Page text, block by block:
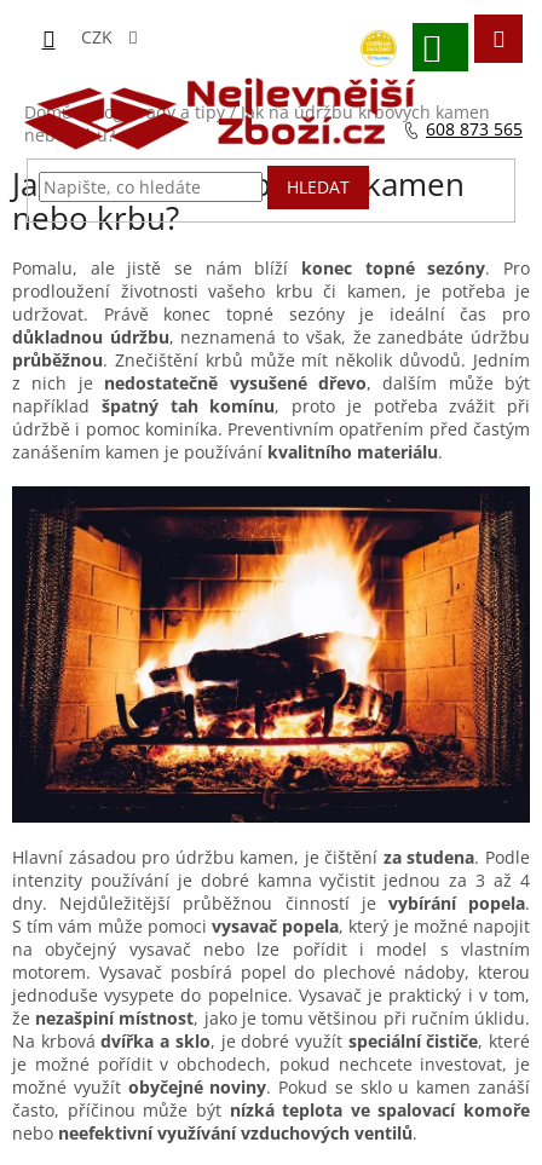
obsah
CZK
HLEDAT
NÁKUPNÍ
KOŠÍK
Domů / Blog - rady a tipy / Jak na údržbu krbových kamen
nebo krbu?
Jak na údržbu krbových kamen
nebo krbu?
Pomalu, ale jistě se nám blíží konec topné sezóny. Pro
prodloužení životnosti vašeho krbu či kamen, je potřeba je
udržovat. Právě konec topné sezóny je ideální čas pro
důkladnou údržbu, neznamená to však, že zanedbáte údržbu
průběžnou. Znečištění krbů může mít několik důvodů. Jedním
z nich je nedostatečně vysušené dřevo, dalším může být
například špatný tah komínu, proto je potřeba zvážit při
údržbě i pomoc kominíka. Preventivním opatřením před častým
zanášením kamen je používání kvalitního materiálu.
Hlavní zásadou pro údržbu kamen, je čištění za studena. Podle
intenzity používání je dobré kamna vyčistit jednou za 3 až 4
dny. Nejdůležitější průběžnou činností je vybírání popela.
S tím vám může pomoci vysavač popela, který je možné napojit
na obyčejný vysavač nebo lze pořídit i model s vlastním
motorem. Vysavač posbírá popel do plechové nádoby, kterou
jednoduše vysypete do popelnice. Vysavač je praktický i v tom,
že nezašpiní místnost, jako je tomu většinou při ručním úklidu.
Na krbovádvířka a sklo, je dobré využít speciální čističe, které
je možné pořídit v obchodech, pokud nechcete investovat, je
možné využít obyčejné noviny. Pokud se sklo u kamen zanáší
často, příčinou může být nízká teplota ve spalovací komoře
nebo neefektivní využívání vzduchových ventilů.
608 873 565